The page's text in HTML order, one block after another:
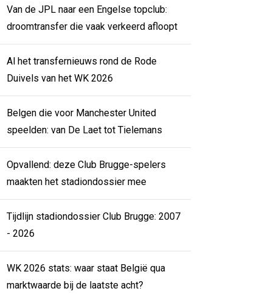
Van de JPL naar een Engelse topclub:
droomtransfer die vaak verkeerd afloopt
Al het transfernieuws rond de Rode
Duivels van het WK 2026
Belgen die voor Manchester United
speelden: van De Laet tot Tielemans
Opvallend: deze Club Brugge-spelers
maakten het stadiondossier mee
Tijdlijn stadiondossier Club Brugge: 2007
- 2026
WK 2026 stats: waar staat België qua
marktwaarde bij de laatste acht?